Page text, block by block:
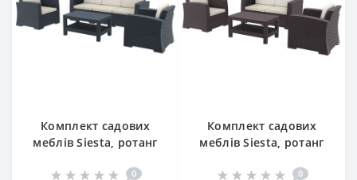
Комплект садових
меблів Siesta, ротанг
XL, 836 Dark Grey
0
Комплект садових
меблів Siesta, ротанг
835 Brown
0